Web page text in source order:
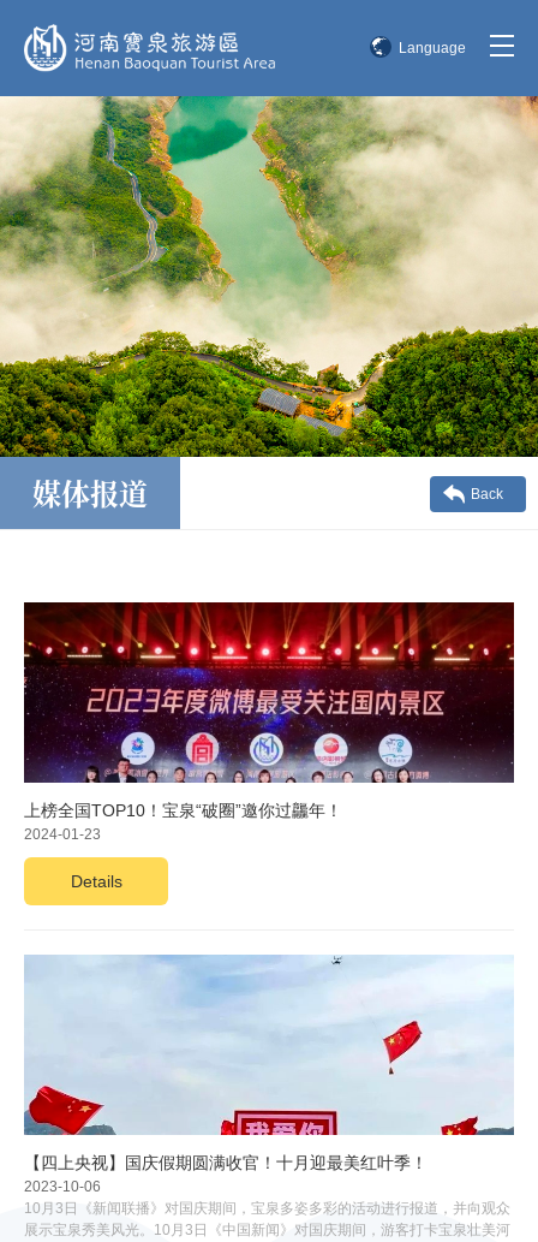
Language
English
한국어
日本語
媒体报道 Back
上榜全国TOP10！宝泉“破圈”邀你过龘年！
2024-01-23
Details
【四上央视】国庆假期圆满收官！十月迎最美红叶季！
2023-10-06
10月3日《新闻联播》对国庆期间，宝泉多姿多彩的活动进行报道，并向观众
展示宝泉秀美风光。10月3日《中国新闻》对国庆期间，游客打卡宝泉壮美河